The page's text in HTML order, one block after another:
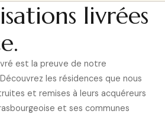
livrées
est la preuve de notre
les résidences que nous
et remises à leurs acquéreurs
et ses communes